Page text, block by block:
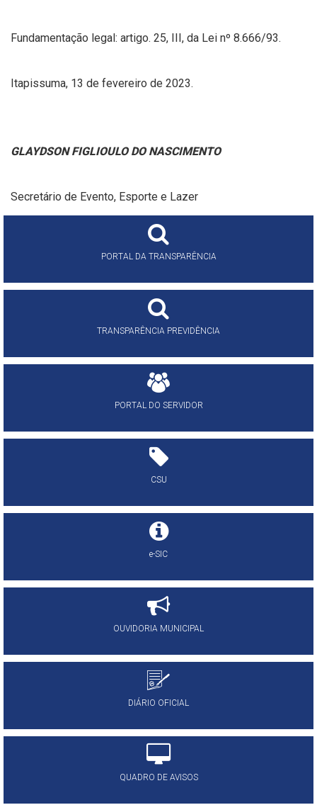
Fundamentação legal: artigo. 25, III, da Lei nº 8.666/93.
Itapissuma, 13 de fevereiro de 2023.
GLAYDSON FIGLIOULO DO NASCIMENTO
Secretário de Evento, Esporte e Lazer
PORTAL DA TRANSPARÊNCIA
TRANSPARÊNCIA PREVIDÊNCIA
PORTAL DO SERVIDOR
CSU
e-SIC
OUVIDORIA MUNICIPAL
DIÁRIO OFICIAL
QUADRO DE AVISOS